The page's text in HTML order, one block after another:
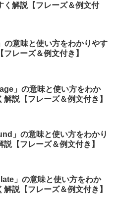
く解説【フレーズ＆例文付
の意味と使い方をわかりやす
フレーズ＆例文付き】
」の意味と使い方をわか
解説【フレーズ＆例文付き】
」の意味と使い方をわかり
説【フレーズ＆例文付き】
」の意味と使い方をわか
解説【フレーズ＆例文付き】